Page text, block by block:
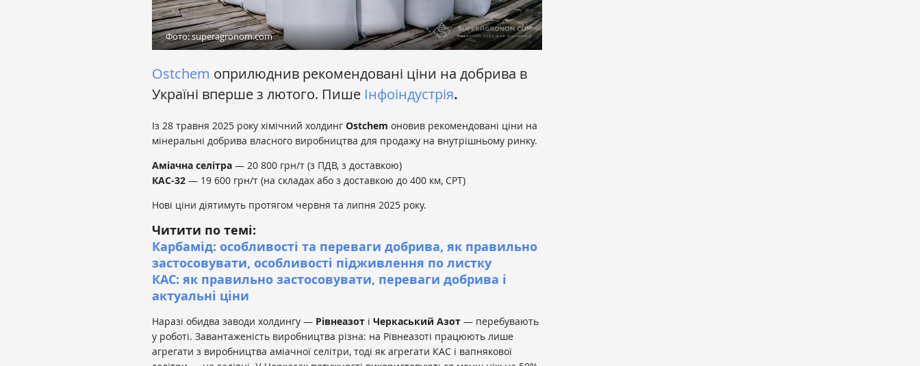
Фото: superagronom.com
Ostchem оприлюднив рекомендовані ціни на добрива в
Україні вперше з лютого. Пише Інфоіндустрія.
Із 28 травня 2025 року хімічний холдинг Ostchem оновив рекомендовані ціни на
мінеральні добрива власного виробництва для продажу на внутрішньому ринку.
Аміачна селітра — 20 800 грн/т (з ПДВ, з доставкою)
КАС-32 — 19 600 грн/т (на складах або з доставкою до 400 км, СРТ)
Нові ціни діятимуть протягом червня та липня 2025 року.
Читити по темі:
Карбамід: особливості та переваги добрива, як правильно
застосовувати, особливості підживлення по листку
КАС: як правильно застосовувати, переваги добрива і
актуальні ціни
Наразі обидва заводи холдингу — Рівнеазот і Черкаський Азот — перебувають
у роботі. Завантаженість виробництва різна: на Рівнеазоті працюють лише
агрегати з виробництва аміачної селітри, тоді як агрегати КАС і вапнякової